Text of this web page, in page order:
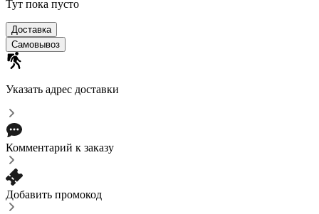
Тут пока пусто
Доставка
Самовывоз
Указать адрес доставки
Комментарий к заказу
Добавить промокод